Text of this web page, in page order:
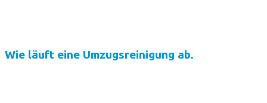
Wie läuft eine Umzugsreinigung ab.